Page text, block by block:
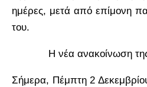
ημέρες, μετά από επίμονη
του.
Η νέα ανακοίνωση
Σήμερα, Πέμπτη 2